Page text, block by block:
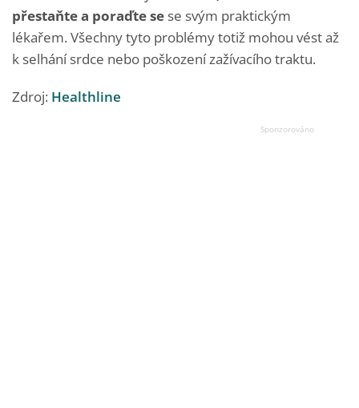
přestaňte a poraďte se se svým praktickým
lékařem. Všechny tyto problémy totiž mohou vést až
k selhání srdce nebo poškození zažívacího traktu.
Zdroj: Healthline